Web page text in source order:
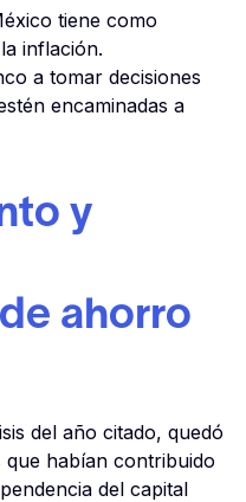
tiene como
inflación.
a tomar decisiones
encaminadas a
y
ahorro
del año citado, quedó
habían contribuido
del capital